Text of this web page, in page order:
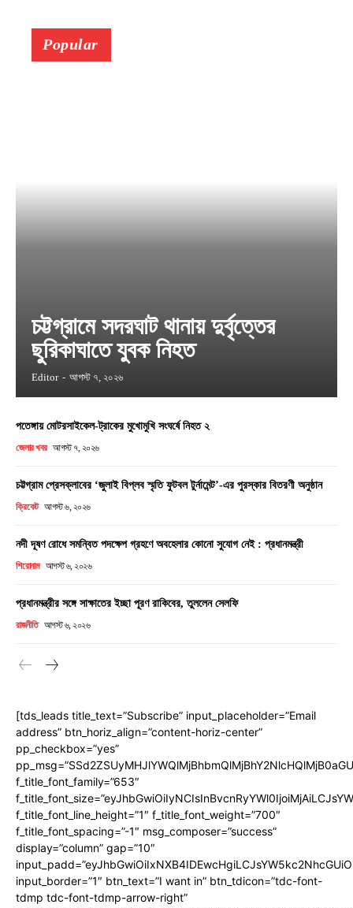
Popular
চট্টগ্রামে সদরঘাট থানায় দুর্বৃত্তের
ছুরিকাঘাতে যুবক নিহত
Editor - আগস্ট ৭, ২০২৬
পতেঙ্গায় মোটরসাইকেল-ট্রাকের মুখোমুখি সংঘর্ষে নিহত ২
জেলার খবর আগস্ট ৭, ২০২৬
চট্টগ্রাম প্রেসক্লাবের ‘জুলাই বিপ্লব স্মৃতি ফুটবল টুর্নামেন্ট’-এর পুরস্কার বিতরণী অনুষ্ঠান
ক্রিকেট আগস্ট ৬, ২০২৬
নদী দূষণ রোধে সমন্বিত পদক্ষেপ গ্রহণে অবহেলার কোনো সুযোগ নেই : প্রধানমন্ত্রী
শিরোনাম আগস্ট ৬, ২০২৬
প্রধানমন্ত্রীর সঙ্গে সাক্ষাতের ইচ্ছা পূরণ রাকিবের, তুললেন সেলফি
রাজনীতি আগস্ট ৬, ২০২৬
[tds_leads title_text=”Subscribe” input_placeholder=”Email
address” btn_horiz_align=”content-horiz-center”
pp_checkbox=”yes”
f_title_font_family=”653″
f_title_font_line_height=”1″ f_title_font_weight=”700″
f_title_font_spacing=”-1″ msg_composer=”success”
display=”column” gap=”10″
input_border=”1″ btn_text=”I want in” btn_tdicon=”tdc-font-
tdmp tdc-font-tdmp-arrow-right”